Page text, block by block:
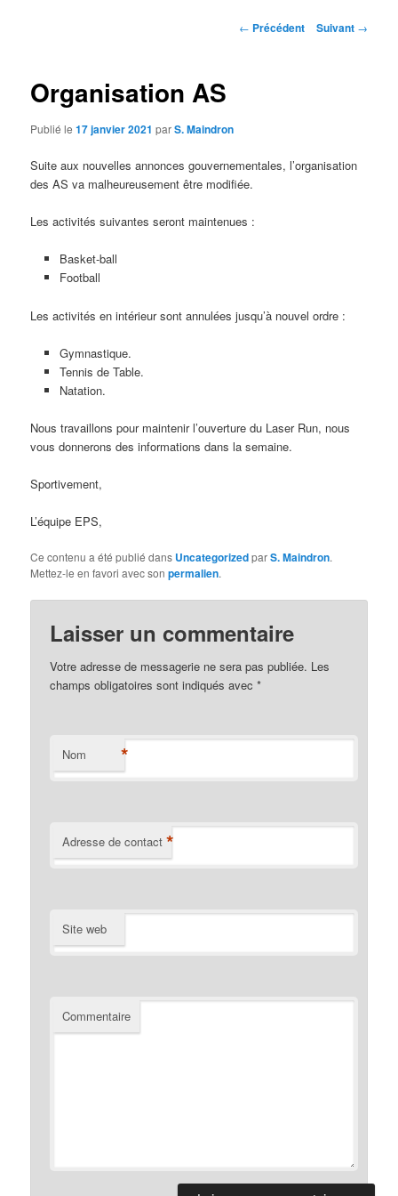
Navigation
← Précédent Suivant →
Organisation AS
Publié le17 janvier 2021 parS. Maindron
Suite aux nouvelles annonces gouvernementales, l’organisation
des AS va malheureusement être modifiée.
Les activités suivantes seront maintenues :
Basket-ball
Football
Les activités en intérieur sont annulées jusqu’à nouvel ordre :
Gymnastique.
Tennis de Table.
Natation.
Nous travaillons pour maintenir l’ouverture du Laser Run, nous
vous donnerons des informations dans la semaine.
Sportivement,
L’équipe EPS,
Ce contenu a été publié dans UncategorizedparS. Maindron.
Mettez-le en favori avec sonpermalien.
Laisser un commentaire
Votre adresse de messagerie ne sera pas publiée. Les
champs obligatoires sont indiqués avec*
Nom *
Adresse de contact *
Site web
Commentaire